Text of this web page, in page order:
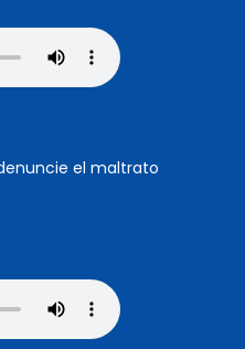
el maltrato